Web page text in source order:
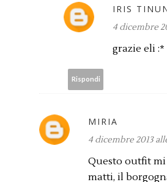
IRIS
4 dicembre
grazie eli :*
Rispondi
MIRIA
4 dicembre 2013
Questo outfit mi
matti, il